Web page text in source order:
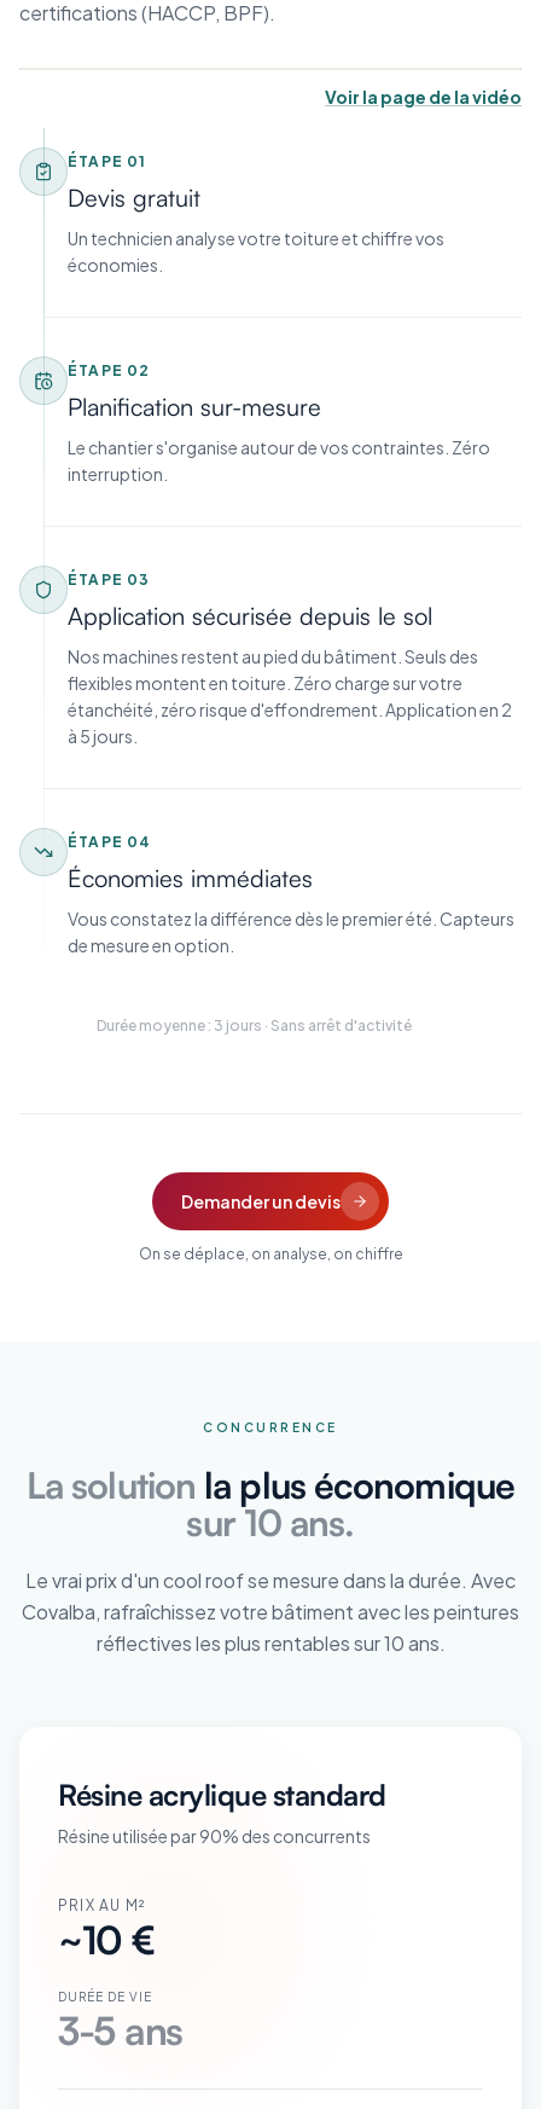
certifications (HACCP, BPF).
Voir la page de la vidéo
ÉTAPE 01
Devis gratuit
Un technicien analyse votre toiture et chiffre vos
économies.
ÉTAPE 02
Planification sur-mesure
Le chantier s'organise autour de vos contraintes. Zéro
interruption.
ÉTAPE 03
Application sécurisée depuis le sol
Nos machines restent au pied du bâtiment. Seuls des
flexibles montent en toiture. Zéro charge sur votre
étanchéité, zéro risque d'effondrement. Application en 2
à 5 jours.
ÉTAPE 04
Économies immédiates
Vous constatez la différence dès le premier été. Capteurs
de mesure en option.
Durée moyenne : 3 jours · Sans arrêt d'activité
Demander un devis
On se déplace, on analyse, on chiffre
CONCURRENCE
La solution la plus économique
sur 10 ans.
Le vrai prix d'un cool roof se mesure dans la durée. Avec
Covalba, rafraîchissez votre bâtiment avec les peintures
réflectives les plus rentables sur 10 ans.
Résine acrylique standard
Résine utilisée par 90% des concurrents
PRIX AU M²
~10 €
DURÉE DE VIE
3-5 ans